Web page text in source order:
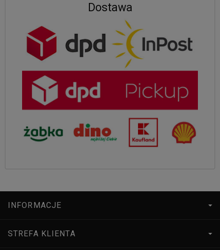
Dostawa
INFORMACJE
STREFA KLIENTA